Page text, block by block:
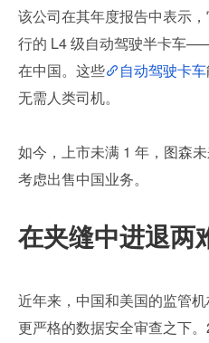
该公司在其年度报告中表示
行的 L4 级自动驾驶半卡车
在中国。这些
自动驾驶卡车
无需人类司机。
如今，上市未满 1 年，图森
考虑出售中国业务。
在夹缝中进退两
近年来，中国和美国的监管
更严格的数据安全审查之下